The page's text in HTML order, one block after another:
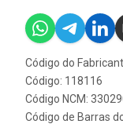
Código do
Código: 118116
Código NCM:
Código de Barras